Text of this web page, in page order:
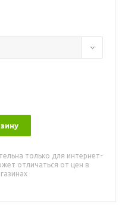
только для интернет-
отличаться от цен в